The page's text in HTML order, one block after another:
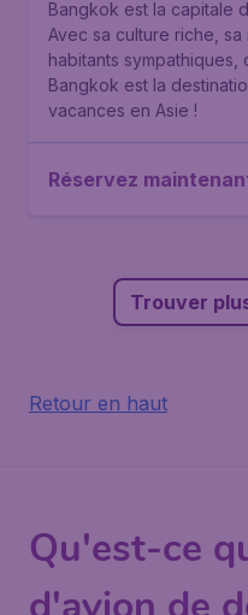
Bangkok est la capitale
Avec sa culture riche,
habitants
Bangkok est la
vacances en Asie !
Réservez
Trouver
Retour en haut
Qu'est-ce